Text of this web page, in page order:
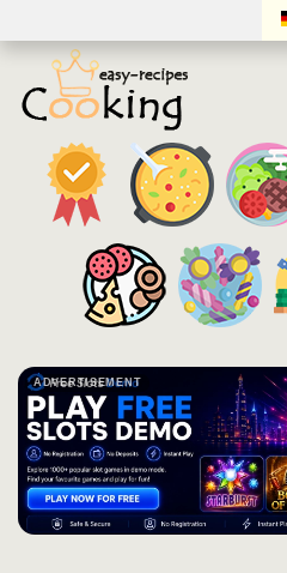
ADVERTISEMENT